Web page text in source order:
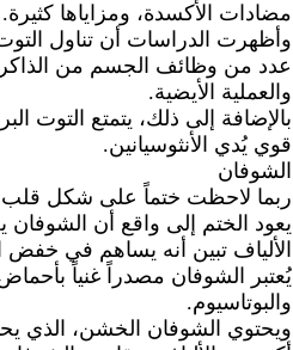
مضادات الأكسدة، ومزاياها كثيرة.
وأظهرت الدراسات أن تناول
عدد من وظائف الجسم من
والعملية الأيضية.
بالإضافة إلى ذلك، يتمتع التوت
قوي يُدي الأنثوسيانين.
الشوفان
ربما لاحظت ختماً على شكل قلب
يعود الختم إلى واقع أن الشوفان
الألياف تبين أنه يساهم في خفض
والبوتاسيوم.